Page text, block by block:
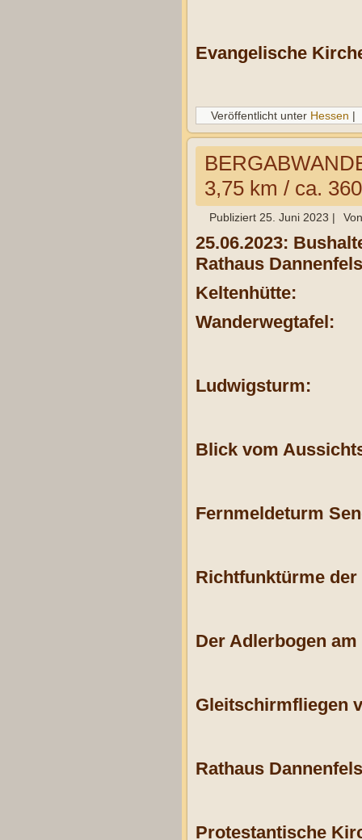
Evangelische
Veröffentlicht unter Hessen |
3,75 km / ca.
Publiziert 25. Juni 2023 | Von
25.06.2023:
Rathaus
Keltenhütte:
Wanderwegtafel:
Ludwigsturm:
Blick vom
Fernmeldeturm
Richtfunktürme der
Der Adlerbogen
Gleitschirmfliegen
Rathaus
Protestantische